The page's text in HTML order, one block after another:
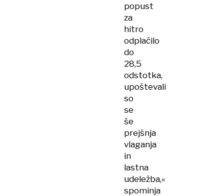
popust
za
hitro
odplačilo
do
28,5
odstotka,
upoštevali
so
se
še
prejšnja
vlaganja
in
lastna
udeležba,«
spominja